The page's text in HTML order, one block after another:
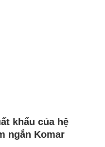
khẩu của hệ
ngắn Komar